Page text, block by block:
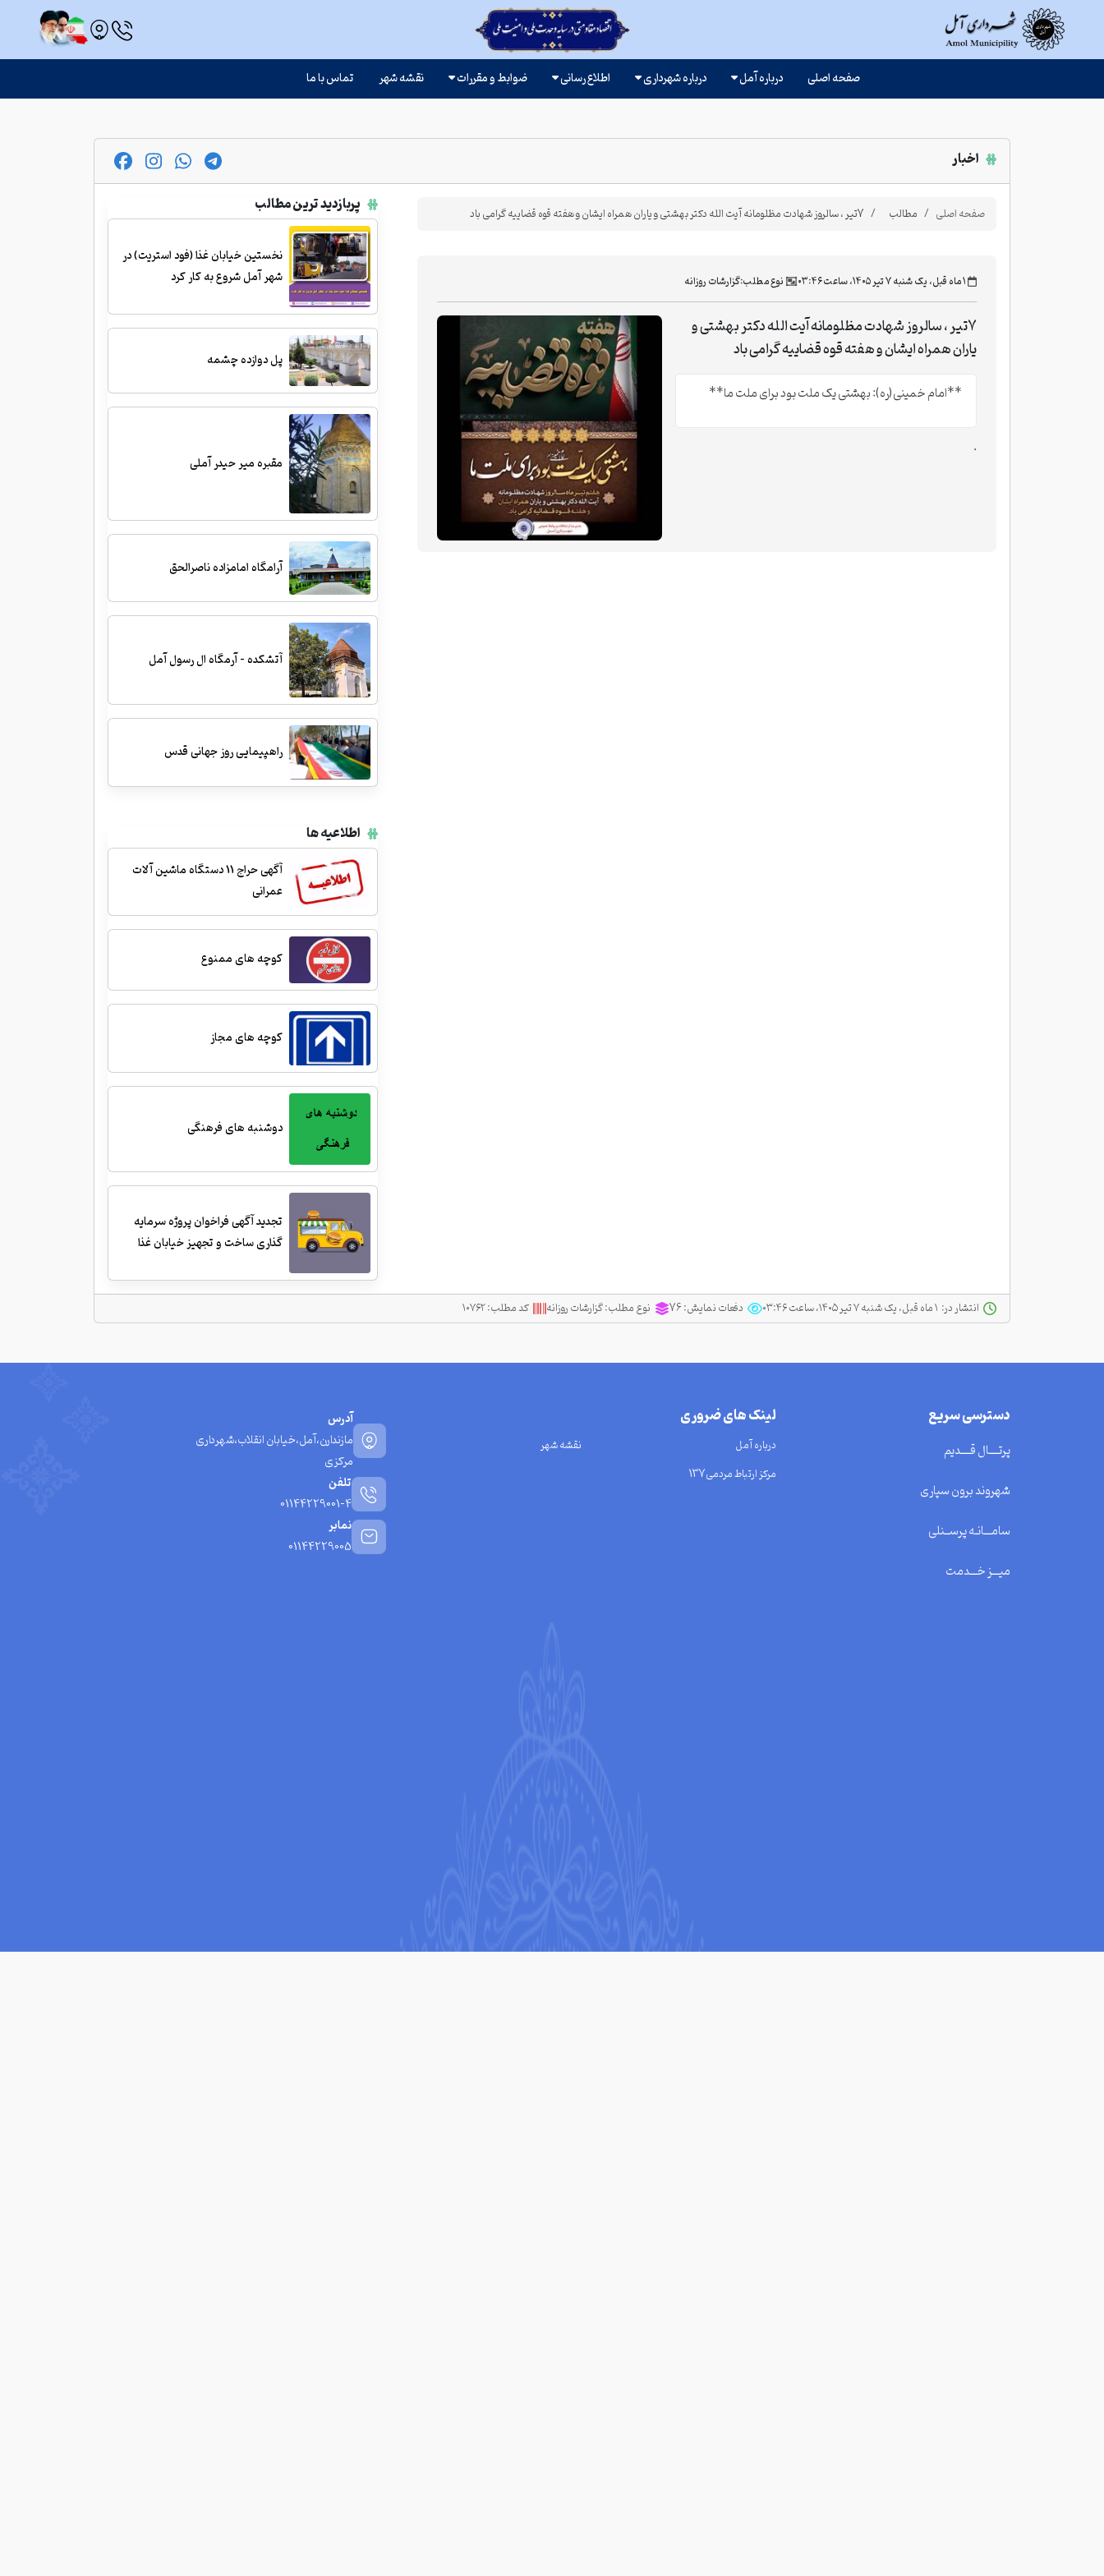
صفحه اصلی درباره آمل درباره شهرداری اطلاع رسانی ضوابط و مقررات نقشه شهر تماس با ما
اخبار
صفحه اصلی مطالب 7تیر ، سالروز شهادت مظلومانه آیت الله دکتر بهشتی و یاران همراه ایشان و هفته قوه قضاییه گرامی باد
‫۱ ماه قبل، یک شنبه ۷ تیر ۱۴۰۵، ساعت ۰۳:۴۶ نوع مطلب:گزارشات روزانه
7تیر ، سالروز شهادت مظلومانه آیت الله دکتر بهشتی و
یاران همراه ایشان و هفته قوه قضاییه گرامی باد
**امام خمینی(ره): بهشتی یک ملت بود برای ملت ما**
.
پربازدید ترین مطالب
نخستین خیابان غذا (فود استریت) در
شهر آمل شروع به کار کرد
پل دوازده چشمه
مقبره میر حیدر آملی
آرامگاه امامزاده ناصرالحق
آتشکده - آرمگاه ال رسول آمل
راهپیمایی روز جهانی قدس
اطلاعیه ها
آگهی حراج 11 دستگاه ماشین آلات
عمرانی
کوچه های ممنوع
کوچه های مجاز
دوشنبه های فرهنگی
تجدید آگهی فراخوان پروژه سرمایه
گذاری ساخت و تجهیز خیابان غذا
انتشار در: دفعات نمایش:76 نوع مطلب:گزارشات روزانه کد مطلب:۱۰۷۶۲
دسترسی سریع
پرتــــال قــــدیم
شهروند برون سپاری
سامـــانـه پرســنلی
میـــز خـــدمت
لینک های ضروری
درباره آمل
نقشه شهر
مرکز ارتباط مردمی137
آدرس
مازندارن،آمل،خیابان انقلاب،شهرداری
مرکزی
تلفن
01144229001-4
نمابر
01144229005